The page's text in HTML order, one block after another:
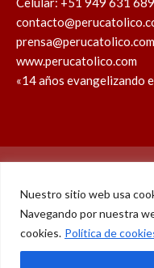
Nuestro sitio web usa
Navegando por nuestra
cookies. Política de
prensa@perucatolico.com
www.perucatolico.com
«14 años evangelizando
© Derechos